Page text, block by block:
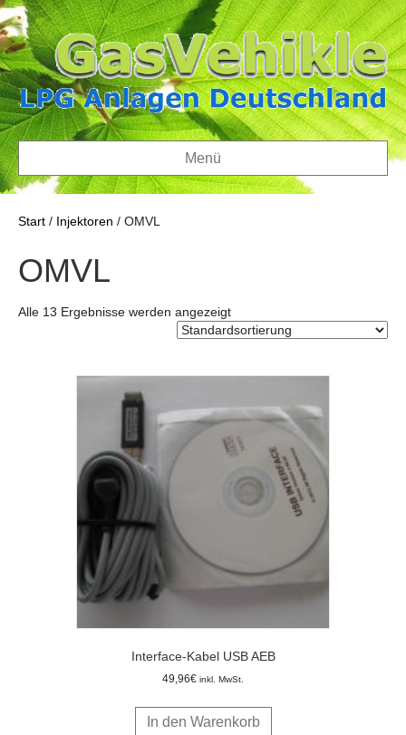
Menü
Start / Injektoren / OMVL
OMVL
Alle 13 Ergebnisse werden angezeigt
Interface-Kabel USB AEB
49,96€ inkl. MwSt.
In den Warenkorb